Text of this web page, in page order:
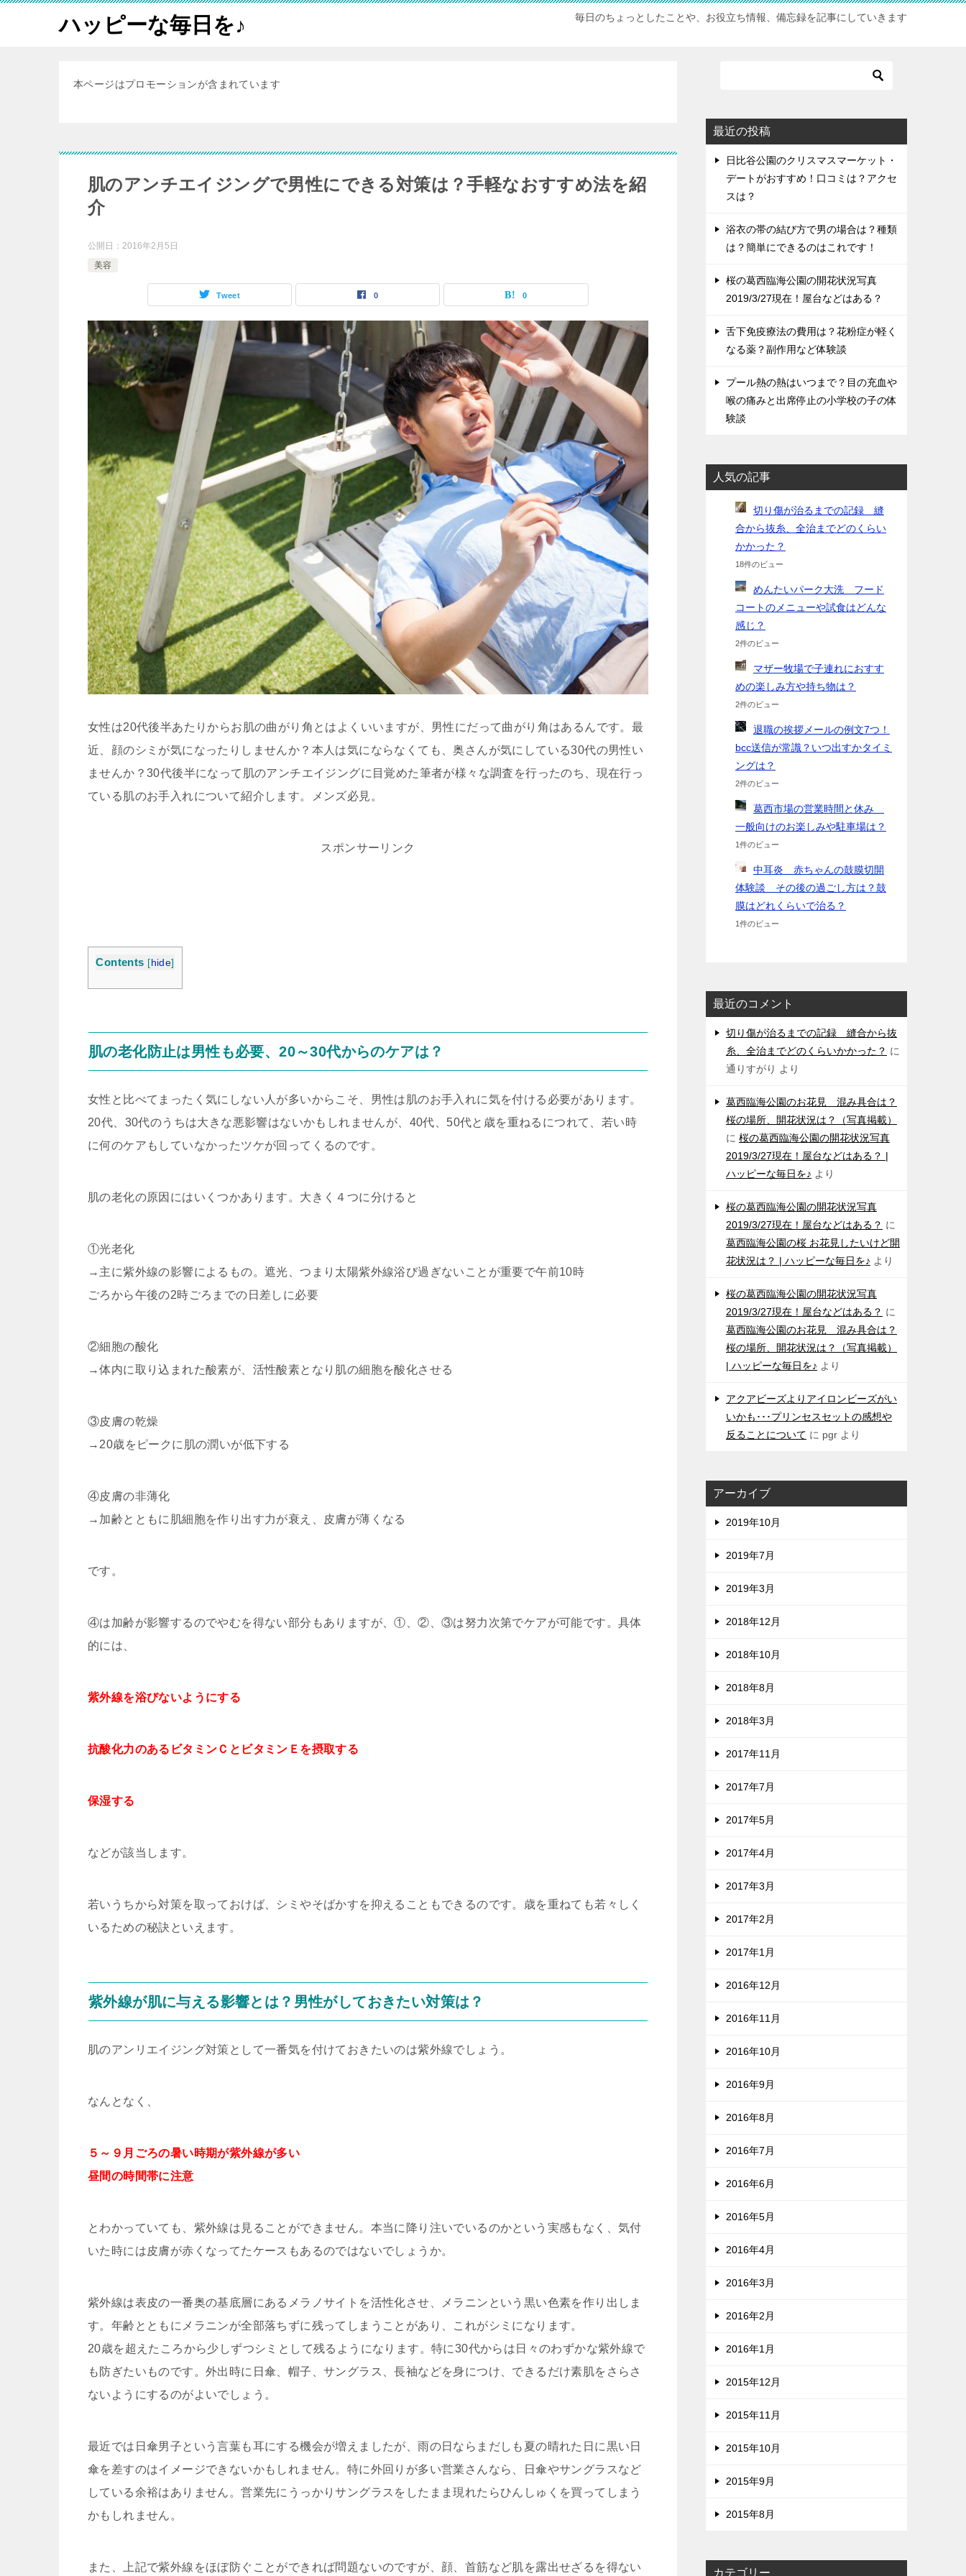
ハッピーな毎日を♪ 毎日のちょっとしたことや、お役立ち情報、備忘録を記事にしていきます
本ページはプロモーションが含まれています
肌のアンチエイジングで男性にできる対策は？手軽なおすすめ法を紹
介
公開日： 2016年2月5日
美容
Tweet 0 0
女性は20代後半あたりからお肌の曲がり角とはよくいいますが、男性にだって曲がり角はあるんです。最
近、顔のシミが気になったりしませんか？本人は気にならなくても、奥さんが気にしている30代の男性い
ませんか？30代後半になって肌のアンチエイジングに目覚めた筆者が様々な調査を行ったのち、現在行っ
ている肌のお手入れについて紹介します。メンズ必見。
スポンサーリンク
Contents [hide]
肌の老化防止は男性も必要、20～30代からのケアは？
女性と比べてまったく気にしない人が多いからこそ、男性は肌のお手入れに気を付ける必要があります。
20代、30代のうちは大きな悪影響はないかもしれませんが、40代、50代と歳を重ねるにつれて、若い時
に何のケアもしていなかったツケが回ってくるのです。
肌の老化の原因にはいくつかあります。大きく４つに分けると
①光老化
→主に紫外線の影響によるもの。遮光、つまり太陽紫外線浴び過ぎないことが重要で午前10時
ごろから午後の2時ごろまでの日差しに必要
②細胞の酸化
→体内に取り込まれた酸素が、活性酸素となり肌の細胞を酸化させる
③皮膚の乾燥
→20歳をピークに肌の潤いが低下する
④皮膚の非薄化
→加齢とともに肌細胞を作り出す力が衰え、皮膚が薄くなる
です。
④は加齢が影響するのでやむを得ない部分もありますが、①、②、③は努力次第でケアが可能です。具体
的には、
紫外線を浴びないようにする
抗酸化力のあるビタミンＣとビタミンＥを摂取する
保湿する
などが該当します。
若いうちから対策を取っておけば、シミやそばかすを抑えることもできるのです。歳を重ねても若々しく
いるための秘訣といえます。
紫外線が肌に与える影響とは？男性がしておきたい対策は？
肌のアンリエイジング対策として一番気を付けておきたいのは紫外線でしょう。
なんとなく、
５～９月ごろの暑い時期が紫外線が多い
昼間の時間帯に注意
とわかっていても、紫外線は見ることができません。本当に降り注いでいるのかという実感もなく、気付
いた時には皮膚が赤くなってたケースもあるのではないでしょうか。
紫外線は表皮の一番奥の基底層にあるメラノサイトを活性化させ、メラニンという黒い色素を作り出しま
す。年齢とともにメラニンが全部落ちずに残ってしまうことがあり、これがシミになります。
20歳を超えたころから少しずつシミとして残るようになります。特に30代からは日々のわずかな紫外線で
も防ぎたいものです。外出時に日傘、帽子、サングラス、長袖などを身につけ、できるだけ素肌をさらさ
ないようにするのがよいでしょう。
最近では日傘男子という言葉も耳にする機会が増えましたが、雨の日ならまだしも夏の晴れた日に黒い日
傘を差すのはイメージできないかもしれません。特に外回りが多い営業さんなら、日傘やサングラスなど
している余裕はありません。営業先にうっかりサングラスをしたまま現れたらひんしゅくを買ってしまう
かもしれません。
また、上記で紫外線をほぼ防ぐことができれば問題ないのですが、顔、首筋など肌を露出せざるを得ない
最近の投稿
日比谷公園のクリスマスマーケット・
デートがおすすめ！口コミは？アクセ
スは？
浴衣の帯の結び方で男の場合は？種類
は？簡単にできるのはこれです！
桜の葛西臨海公園の開花状況写真
2019/3/27現在！屋台などはある？
舌下免疫療法の費用は？花粉症が軽く
なる薬？副作用など体験談
プール熱の熱はいつまで？目の充血や
喉の痛みと出席停止の小学校の子の体
験談
人気の記事
切り傷が治るまでの記録 縫
合から抜糸、全治までどのくらい
かかった？
18件のビュー
めんたいパーク大洗 フード
コートのメニューや試食はどんな
感じ？
2件のビュー
マザー牧場で子連れにおすす
めの楽しみ方や持ち物は？
2件のビュー
退職の挨拶メールの例文7つ！
bcc送信が常識？いつ出すかタイミ
ングは？
2件のビュー
葛西市場の営業時間と休み
一般向けのお楽しみや駐車場は？
1件のビュー
中耳炎 赤ちゃんの鼓膜切開
体験談 その後の過ごし方は？鼓
膜はどれくらいで治る？
1件のビュー
最近のコメント
切り傷が治るまでの記録 縫合から抜
糸、全治までどのくらいかかった？ に
通りすがり より
葛西臨海公園のお花見 混み具合は？
桜の場所、開花状況は？（写真掲載）
に 桜の葛西臨海公園の開花状況写真
2019/3/27現在！屋台などはある？ |
ハッピーな毎日を♪ より
桜の葛西臨海公園の開花状況写真
2019/3/27現在！屋台などはある？ に
葛西臨海公園の桜 お花見したいけど開
花状況は？ | ハッピーな毎日を♪ より
桜の葛西臨海公園の開花状況写真
2019/3/27現在！屋台などはある？ に
葛西臨海公園のお花見 混み具合は？
桜の場所、開花状況は？（写真掲載）
| ハッピーな毎日を♪ より
アクアビーズよりアイロンビーズがい
いかも･･･プリンセスセットの感想や
反ることについて に pgr より
アーカイブ
2019年10月
2019年7月
2019年3月
2018年12月
2018年10月
2018年8月
2018年3月
2017年11月
2017年7月
2017年5月
2017年4月
2017年3月
2017年2月
2017年1月
2016年12月
2016年11月
2016年10月
2016年9月
2016年8月
2016年7月
2016年6月
2016年5月
2016年4月
2016年3月
2016年2月
2016年1月
2015年12月
2015年11月
2015年10月
2015年9月
2015年8月
カテゴリー